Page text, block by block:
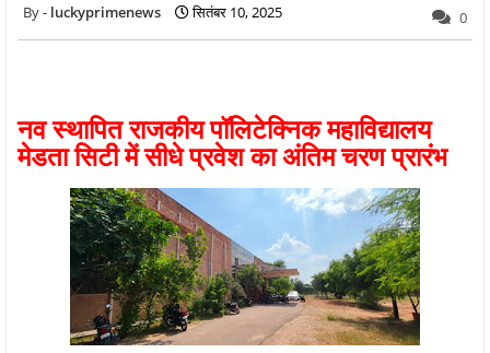
luckyprimenews सितंबर 10, 2025 0
नव स्थापित राजकीय पॉलिटेक्निक महाविद्यालय
मेडता सिटी में सीधे प्रवेश का अंतिम चरण प्रारंभ